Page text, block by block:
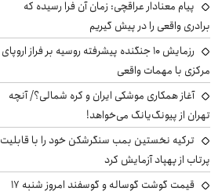
پیام معنادار عراقچی: زمان آن فرا رسیده که
برادری واقعی را در پیش گیریم
رزمایش ۱۰ جنگنده پیشرفته روسیه بر فراز اروپای
مرکزی با مهمات واقعی
آغاز همکاری موشکی ایران و کره شمالی؟/ آنچه
تهران از پیونگ‌یانگ می‌خواهد!
ترکیه نخستین بمب سنگرشکن خود را با قابلیت
پرتاب از پهپاد آزمایش کرد
قیمت گوشت گوساله و گوسفند امروز شنبه ۱۷